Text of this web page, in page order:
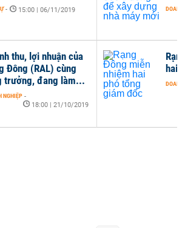
hai
- 15:00 | 06/11/2019
thu, lợi nhuận của
Đông (RAL) cùng
trưởng, đang làm...
NGHIỆP -
18:00 | 21/10/2019